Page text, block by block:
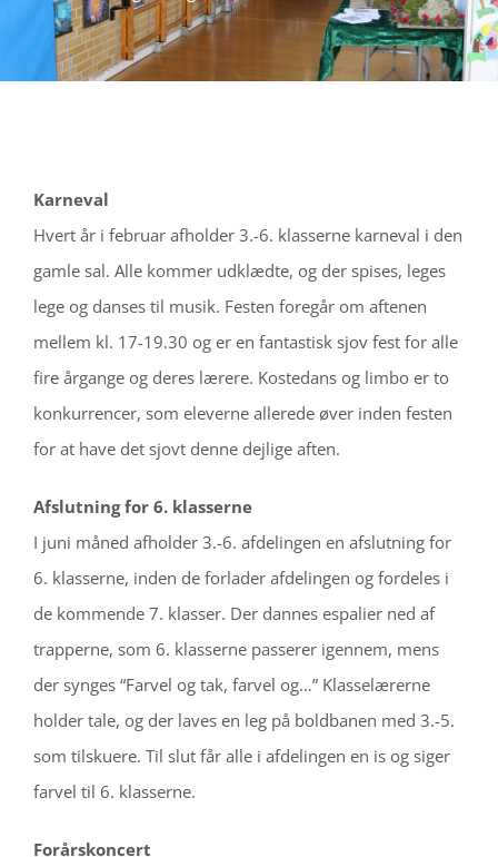
Karneval
Hvert år i februar afholder 3.-6. klasserne karneval i den
gamle sal. Alle kommer udklædte, og der spises, leges
lege og danses til musik. Festen foregår om aftenen
mellem kl. 17-19.30 og er en fantastisk sjov fest for alle
fire årgange og deres lærere. Kostedans og limbo er to
konkurrencer, som eleverne allerede øver inden festen
for at have det sjovt denne dejlige aften.
Afslutning for 6. klasserne
I juni måned afholder 3.-6. afdelingen en afslutning for
6. klasserne, inden de forlader afdelingen og fordeles i
de kommende 7. klasser. Der dannes espalier ned af
trapperne, som 6. klasserne passerer igennem, mens
der synges “Farvel og tak, farvel og…” Klasselærerne
holder tale, og der laves en leg på boldbanen med 3.-5.
som tilskuere. Til slut får alle i afdelingen en is og siger
farvel til 6. klasserne.
Forårskoncert